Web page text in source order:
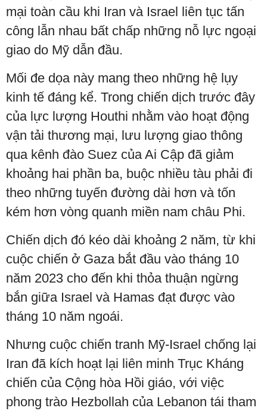
mại toàn cầu khi Iran và Israel liên tục tấn
công lẫn nhau bất chấp những nỗ lực ngoại
giao do Mỹ dẫn đầu.
Mối đe dọa này mang theo những hệ lụy
kinh tế đáng kể. Trong chiến dịch trước đây
của lực lượng Houthi nhằm vào hoạt động
vận tải thương mại, lưu lượng giao thông
qua kênh đào Suez của Ai Cập đã giảm
khoảng hai phần ba, buộc nhiều tàu phải đi
theo những tuyến đường dài hơn và tốn
kém hơn vòng quanh miền nam châu Phi.
Chiến dịch đó kéo dài khoảng 2 năm, từ khi
cuộc chiến ở Gaza bắt đầu vào tháng 10
năm 2023 cho đến khi thỏa thuận ngừng
bắn giữa Israel và Hamas đạt được vào
tháng 10 năm ngoái.
Nhưng cuộc chiến tranh Mỹ-Israel chống lại
Iran đã kích hoạt lại liên minh Trục Kháng
chiến của Cộng hòa Hồi giáo, với việc
phong trào Hezbollah của Lebanon tái tham